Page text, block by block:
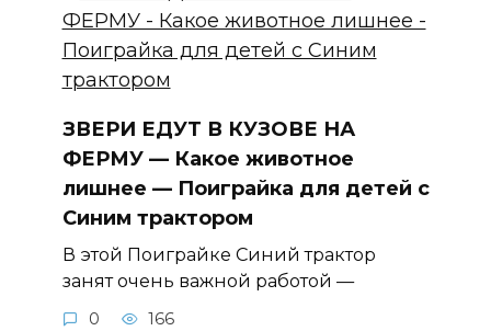
ЗВЕРИ ЕДУТ В КУЗОВЕ НА
ФЕРМУ — Какое животное
лишнее — Поиграйка для детей с
Синим трактором
В этой Поиграйке Синий трактор
занят очень важной работой —
0 166